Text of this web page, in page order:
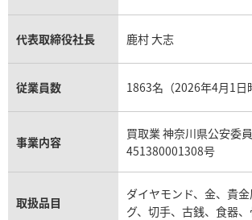
代表取締役社長 鹿村 大志
従業員数 1863名（2026年4月1日
事業内容
買取業 神奈川県公安委
451380001308号
取扱品目
ダイヤモンド、金、貴
グ、切手、古銭、食器